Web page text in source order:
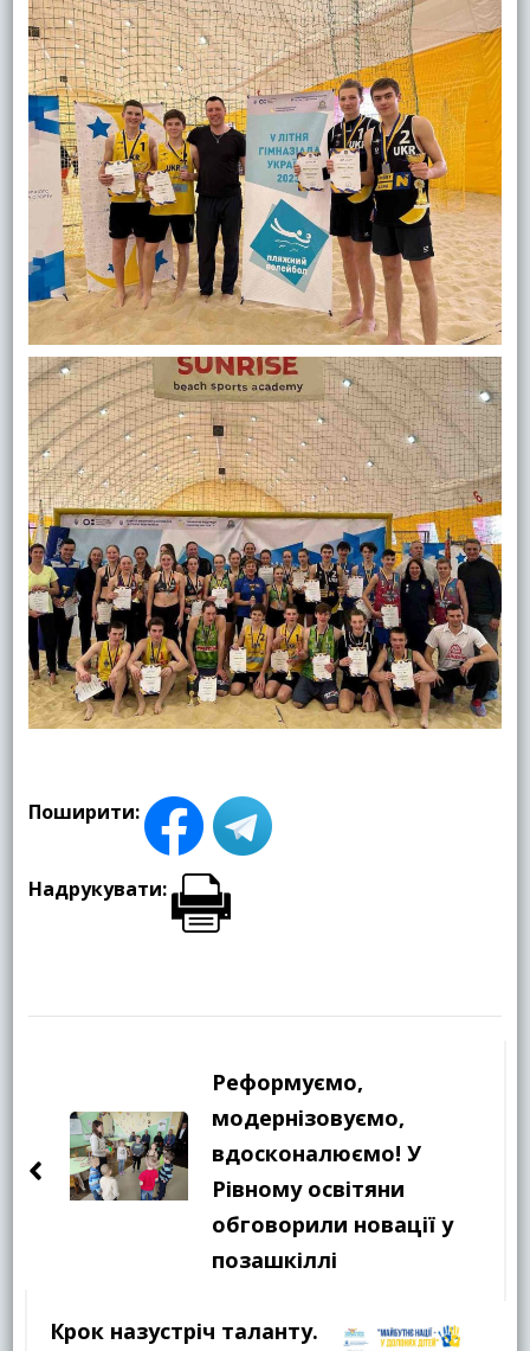
Поширити:
Надрукувати:
запису
Реформуємо,
модернізовуємо,
вдосконалюємо! У
Рівному освітяни
обговорили новації у
позашкіллі
Крок назустріч таланту.